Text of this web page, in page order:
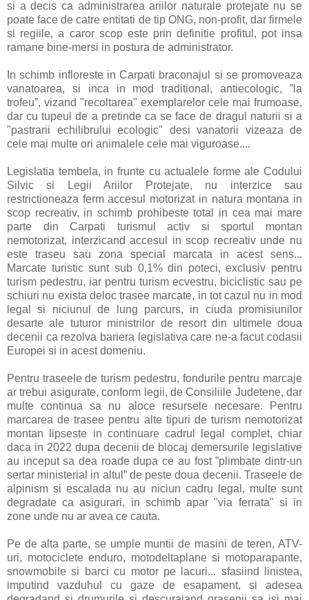
si a decis ca administrarea ariilor naturale protejate nu se
poate face de catre entitati de tip ONG, non-profit, dar firmele
si regiile, a caror scop este prin definitie profitul, pot insa
ramane bine-mersi in postura de administrator.
In schimb infloreste in Carpati braconajul si se promoveaza
vanatoarea, si inca in mod traditional, antiecologic, ”la
trofeu”, vizand "recoltarea" exemplarelor cele mai frumoase,
dar cu tupeul de a pretinde ca se face de dragul naturii si a
"pastrarii echilibrului ecologic" desi vanatorii vizeaza de
cele mai multe ori animalele cele mai viguroase....
Legislatia tembela, in frunte cu actualele forme ale Codului
Silvic si Legii Ariilor Protejate, nu interzice sau
restrictioneaza ferm accesul motorizat in natura montana in
scop recreativ, in schimb prohibeste total in cea mai mare
parte din Carpati turismul activ si sportul montan
nemotorizat, interzicand accesul in scop recreativ unde nu
este traseu sau zona special marcata in acest sens...
Marcate turistic sunt sub 0,1% din poteci, exclusiv pentru
turism pedestru, iar pentru turism ecvestru, biciclistic sau pe
schiuri nu exista deloc trasee marcate, in tot cazul nu in mod
legal si niciunul de lung parcurs, in ciuda promisiunilor
desarte ale tuturor ministrilor de resort din ultimele doua
decenii ca rezolva bariera legislativa care ne-a facut codasii
Europei si in acest domeniu.
Pentru traseele de turism pedestru, fondurile pentru marcaje
ar trebui asigurate, conform legii, de Consiliile Judetene, dar
multe continua sa nu aloce resursele necesare. Pentru
marcarea de trasee pentru alte tipuri de turism nemotorizat
montan lipseste in continuare cadrul legal complet, chiar
daca in 2022 dupa decenii de blocaj demersurile legislative
au inceput sa dea roade dupa ce au fost ”plimbate dintr-un
sertar ministerial in altul” de peste doua decenii. Traseele de
alpinism si escalada nu au niciun cadru legal, multe sunt
degradate ca asigurari, in schimb apar "via ferrata" si in
zone unde nu ar avea ce cauta.
Pe de alta parte, se umple muntii de masini de teren, ATV-
uri, motociclete enduro, motodeltaplane si motoparapante,
snowmobile si barci cu motor pe lacuri... sfasiind linistea,
imputind vazduhul cu gaze de esapament, si adesea